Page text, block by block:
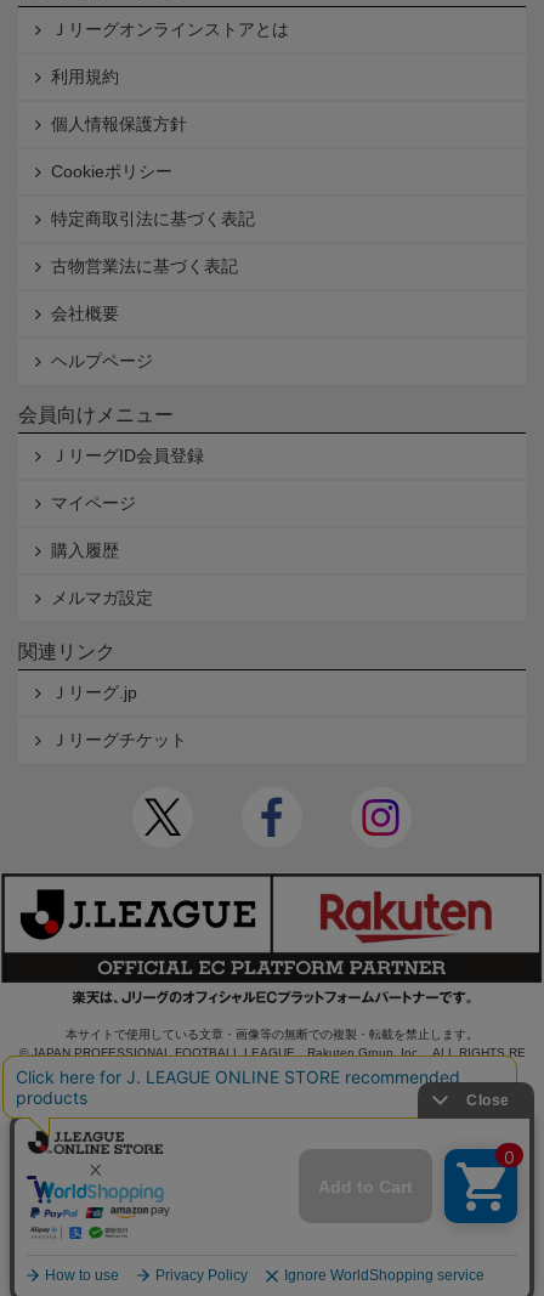
Ｊリーグオンラインストアとは
利用規約
個人情報保護方針
Cookieポリシー
特定商取引法に基づく表記
古物営業法に基づく表記
会社概要
ヘルプページ
会員向けメニュー
ＪリーグID会員登録
マイページ
購入履歴
メルマガ設定
関連リンク
Ｊリーグ.jp
Ｊリーグチケット
本サイトで使用している文章・画像等の無断での複製・転載を禁止します。
© JAPAN PROFESSIONAL FOOTBALL LEAGUE Rakuten Group, Inc. ALL RIGHTS RE
SERVED.